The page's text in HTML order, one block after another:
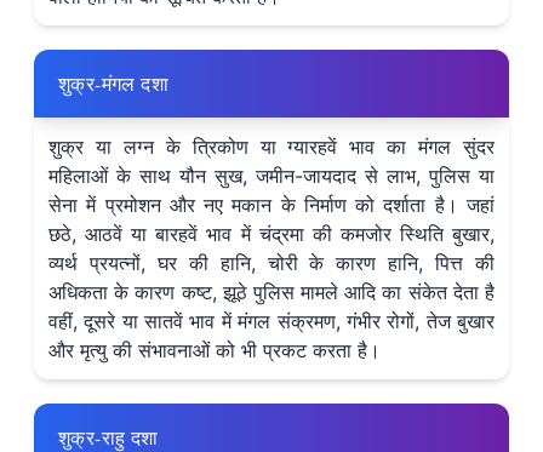
शुक्र-मंगल दशा
शुक्र या लग्न के त्रिकोण या ग्यारहवें भाव का मंगल सुंदर
महिलाओं के साथ यौन सुख, जमीन-जायदाद से लाभ, पुलिस या
सेना में प्रमोशन और नए मकान के निर्माण को दर्शाता है। जहां
छठे, आठवें या बारहवें भाव में चंद्रमा की कमजोर स्थिति बुखार,
व्यर्थ प्रयत्नों, घर की हानि, चोरी के कारण हानि, पित्त की
अधिकता के कारण कष्ट, झूठे पुलिस मामले आदि का संकेत देता है
वहीं, दूसरे या सातवें भाव में मंगल संक्रमण, गंभीर रोगों, तेज बुखार
और मृत्यु की संभावनाओं को भी प्रकट करता है।
शुक्र-राहु दशा